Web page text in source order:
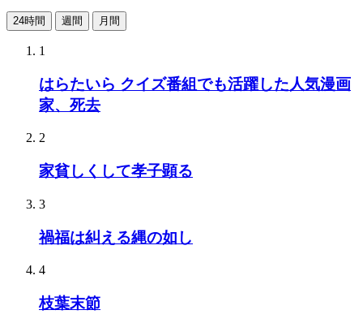
24時間 週間 月間
1
はらたいら クイズ番組でも活躍した人気漫画
家、死去
2
家貧しくして孝子顕る
3
禍福は糾える縄の如し
4
枝葉末節